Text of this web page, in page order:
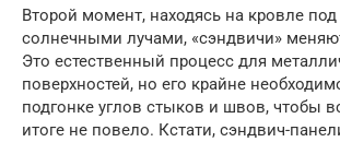
Второй момент, находясь на кровле
солнечными лучами, «сэндвичи»
Это естественный процесс для
поверхностей, но его крайне
подгонке углов стыков и швов, чтобы
итоге не повело. Кстати, сэндвич-